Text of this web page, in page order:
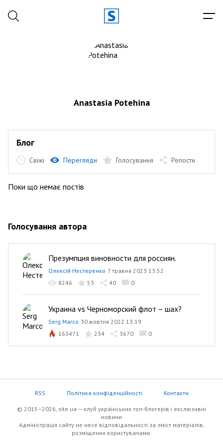
Anastasia Potehina
Блог
Свіжі Перегляди Голосування Репости
Поки що немає постів
Голосування автора
Презумпция виновности для россиян.
Олексій Нестеренко 7 травня 2023 13:52
8246
53 40 0
Украина vs Черноморский флот – шах?
Serg Marco 30 жовтня 2022 13:19
163471
234 3670 0
RSS Політика конфіденційності Контакти
© 2015–2026, site.ua — клуб українських топ-блогерів i екслюзивнi
новини
Адміністрація сайту не несе відповідальності за зміст матеріалів,
розміщених користувачами.